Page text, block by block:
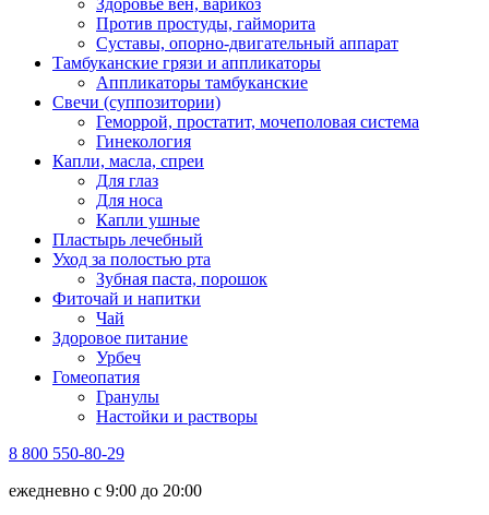
Здоровье вен, варикоз
Против простуды, гайморита
Суставы, опорно-двигательный аппарат
Тамбуканские грязи и аппликаторы
Аппликаторы тамбуканские
Свечи (суппозитории)
Геморрой, простатит, мочеполовая система
Гинекология
Капли, масла, спреи
Для глаз
Для носа
Капли ушные
Пластырь лечебный
Уход за полостью рта
Зубная паста, порошок
Фиточай и напитки
Чай
Здоровое питание
Урбеч
Гомеопатия
Гранулы
Настойки и растворы
8 800 550-80-29
ежедневно с 9:00 до 20:00